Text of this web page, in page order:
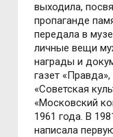
выходила,
пропаганде
передала в
личные вещи
награды и
газет
«Советская
«Московский
1961 года. В
написала